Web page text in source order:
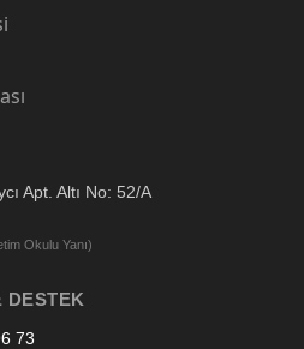
Apt. Altı No: 52/A
Okulu Yanı)
DESTEK
73